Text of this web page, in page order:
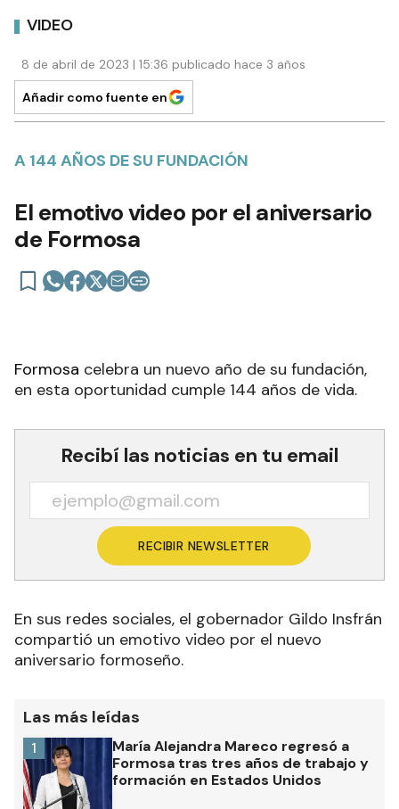
VIDEO
8 de abril de 2023 | 15:36 publicado hace 3 años
Añadir como fuente en
A 144 AÑOS DE SU FUNDACIÓN
El emotivo video por el aniversario
de Formosa
Formosa celebra un nuevo año de su fundación,
en esta oportunidad cumple 144 años de vida.
Recibí las noticias en tu email
RECIBIR NEWSLETTER
En sus redes sociales, el gobernador Gildo Insfrán
compartió un emotivo video por el nuevo
aniversario formoseño.
Las más leídas
María Alejandra Mareco regresó a
Formosa tras tres años de trabajo y
formación en Estados Unidos
1